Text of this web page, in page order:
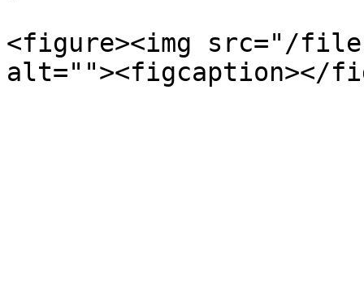
<figure><img src="/